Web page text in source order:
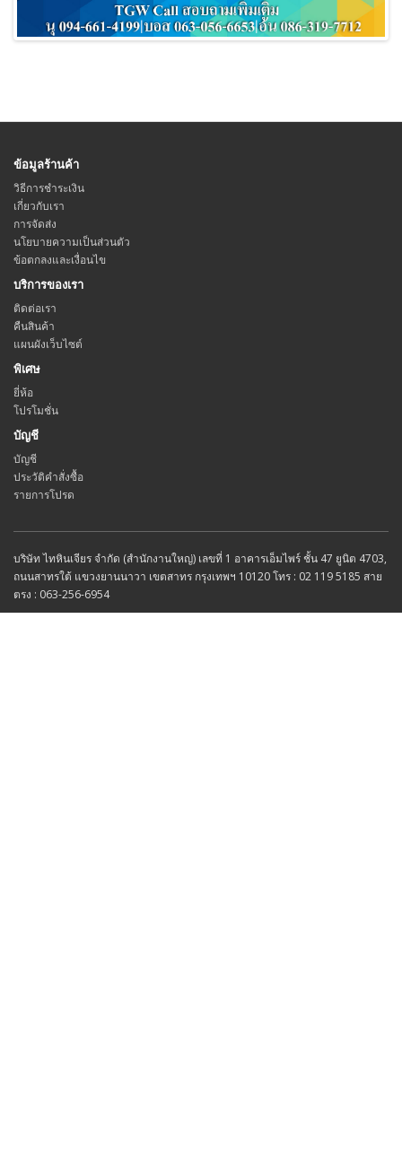
ข้อมูลร้านค้า
วิธีการชำระเงิน
เกี่ยวกับเรา
การจัดส่ง
นโยบายความเป็นส่วนตัว
ข้อตกลงและเงื่อนไข
บริการของเรา
ติดต่อเรา
คืนสินค้า
แผนผังเว็บไซต์
พิเศษ
ยี่ห้อ
โปรโมชั่น
บัญชี
บัญชี
ประวัติคำสั่งซื้อ
รายการโปรด
บริษัท ไทหินเจียร จำกัด (สำนักงานใหญ่) เลขที่ 1 อาคารเอ็มไพร์ ชั้น 47 ยูนิต 4703,
ถนนสาทรใต้ แขวงยานนาวา เขตสาทร กรุงเทพฯ 10120 โทร : 02 119 5185 สาย
ตรง : 063-256-6954